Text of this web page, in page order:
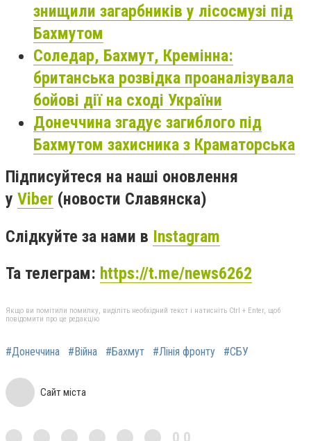
знищили загарбників у лісосмузі під
Бахмутом
Соледар, Бахмут, Кремінна:
британська розвідка проаналізувала
бойові дії на сході України
Донеччина згадує загиблого під
Бахмутом захисника з Краматорська
Підписуйтеся на наші оновлення
у Viber (новости Славянска)
Слідкуйте за нами в Instagram
Та телеграм: https://t.me/news6262
Якщо ви помітили помилку, виділіть необхідний текст і натисніть Ctrl + Enter, щоб
повідомити про це редакцію
#Донеччина #Війна #Бахмут #Лінія фронту #СБУ
Сайт міста
0,0